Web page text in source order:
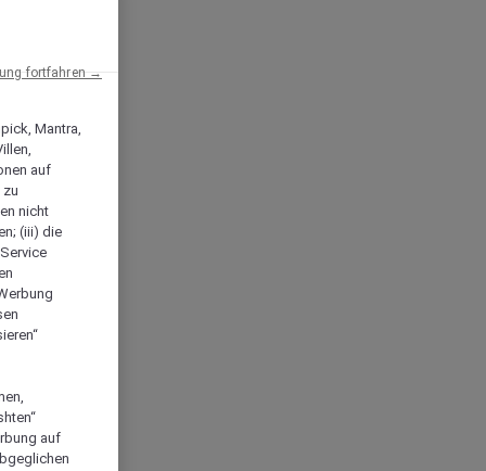
Mantra,
auf
zu
nicht
(iii) die
auf
fortfahren →